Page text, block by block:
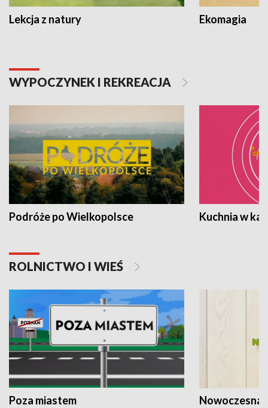
Lekcja z natury Ekomagia
WYPOCZYNEK I REKREACJA
Podróże po Wielkopolsce Kuchnia w
ROLNICTWO I WIEŚ
Poza miastem Nowoczesna